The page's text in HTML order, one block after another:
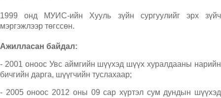
1999 онд МУИС-ийн Хууль зүйн сургуулийг эрх зүйч
мэргэжлээр төгссөн.
Ажилласан байдал:
- 2001 оноос Увс аймгийн шүүхэд шүүх хуралдааны нарийн
бичгийн дарга, шүүгчийн туслахаар;
- 2005 оноос 2012 оны 09 сар хүртэл сум дундын шүүхэд